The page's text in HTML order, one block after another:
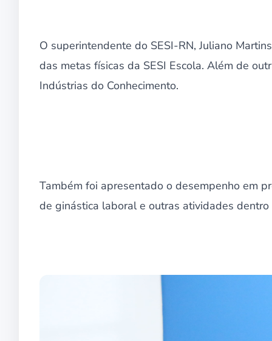
O superintendente do SESI-RN, Juliano
das metas físicas da SESI Escola. Além de
Indústrias do Conhecimento.
Também foi apresentado o desempenho em
de ginástica laboral e outras atividades